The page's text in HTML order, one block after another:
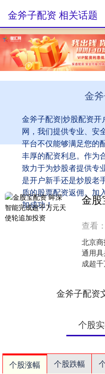
金
金斧子配资|炒股配资
网，我们提供专业、安
平台不仅能够满足您的
丰厚的配资利息。作为
致力于为炒股者提供专
是开户新手还是炒股老
质的股票配资返佣。加
加成功！
金斧子配资 相关话题
查看：
北京
通用
成超
金斧子配资
个股
个股涨幅 个股跌幅